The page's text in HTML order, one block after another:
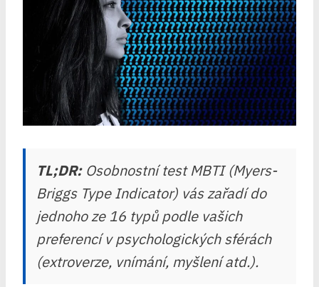
TL;DR:Osobnostní test MBTI (Myers-
Briggs Type Indicator) vás zařadí do
jednoho ze 16 typů podle vašich
preferencí v psychologických sférách
(extroverze, vnímání, myšlení atd.).